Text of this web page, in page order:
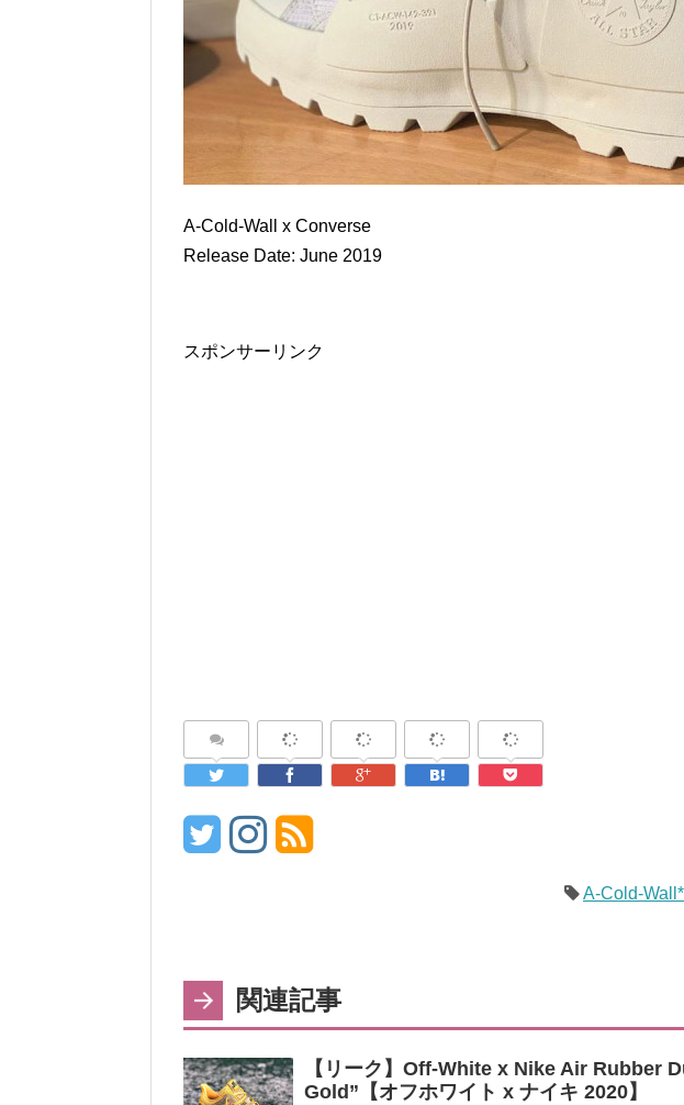
A-Cold-Wall x Converse
Release Date: June 2019
スポンサーリンク
A-Cold-Wall*
関連記事
【リーク】Off-White x Nike Air Rubber
Gold”【オフホワイト x ナイキ 2020】